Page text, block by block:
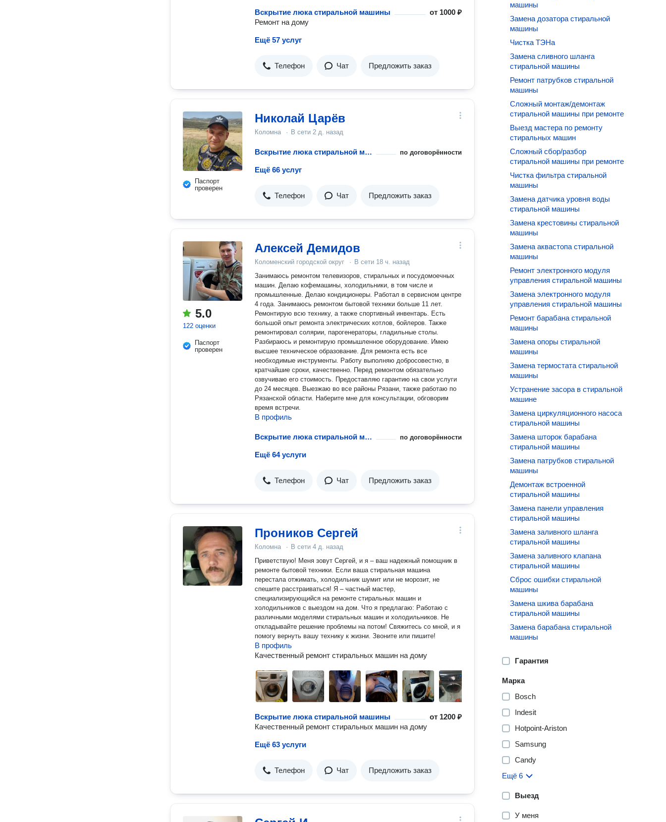
Вскрытие люка стиральной машины от 1000 ₽
Ремонт на дому
Ещё 57 услуг
Телефон Чат Предложить заказ
Паспорт
проверен
Николай Царёв
Коломна · В сети 2 д. назад
Вскрытие люка стиральной машины по договорённости
Ещё 66 услуг
Телефон Чат Предложить заказ
5.0
122 оценки
Паспорт
проверен
Алексей Демидов
Коломенский городской округ · В сети 18 ч. назад
Занимаюсь ремонтом телевизоров, стиральных и посудомоечных
машин. Делаю кофемашины, холодильники, в том числе и
промышленные. Делаю кондиционеры. Работал в сервисном центре
4 года. Занимаюсь ремонтом бытовой техники больше 11 лет.
Ремонтирую всю технику, а также спортивный инвентарь. Есть
большой опыт ремонта электрических котлов, бойлеров. Также
ремонтировал солярии, парогенераторы, гладильные столы.
Разбираюсь и ремонтирую промышленное оборудование. Имею
высшее техническое образование. Для ремонта есть все
необходимые инструменты. Работу выполняю добросовестно, в
кратчайшие сроки, качественно. Перед ремонтом обязательно
озвучиваю его стоимость. Предоставляю гарантию на свои услуги
до 24 месяцев. Выезжаю во все районы Рязани, также работаю по
Рязанской области. Наберите мне для консультации, обговорим
время встречи.
В профиль
Вскрытие люка стиральной машины по договорённости
Ещё 64 услуги
Телефон Чат Предложить заказ
Проников Сергей
Коломна · В сети 4 д. назад
Приветствую! Меня зовут Сергей, и я – ваш надежный помощник в
ремонте бытовой техники. Если ваша стиральная машина
перестала отжимать, холодильник шумит или не морозит, не
спешите расстраиваться! Я – частный мастер,
специализирующийся на ремонте стиральных машин и
холодильников с выездом на дом. Что я предлагаю: Работаю с
различными моделями стиральных машин и холодильников. Не
откладывайте решение проблемы на потом! Свяжитесь со мной, и я
помогу вернуть вашу технику к жизни. Звоните или пишите!
В профиль
Качественный ремонт стиральных машин на дому
Вскрытие люка стиральной машины от 1200 ₽
Качественный ремонт стиральных машин на дому
Ещё 63 услуги
Телефон Чат Предложить заказ
машины
Замена дозатора стиральной
машины
Чистка ТЭНа
Замена сливного шланга
стиральной машины
Ремонт патрубков стиральной
машины
Сложный монтаж/демонтаж
стиральной машины при ремонте
Выезд мастера по ремонту
стиральных машин
Сложный сбор/разбор
стиральной машины при ремонте
Чистка фильтра стиральной
машины
Замена датчика уровня воды
стиральной машины
Замена крестовины стиральной
машины
Замена аквастопа стиральной
машины
Ремонт электронного модуля
управления стиральной машины
Замена электронного модуля
управления стиральной машины
Ремонт барабана стиральной
машины
Замена опоры стиральной
машины
Замена термостата стиральной
машины
Устранение засора в стиральной
машине
Замена циркуляционного насоса
стиральной машины
Замена шторок барабана
стиральной машины
Замена патрубков стиральной
машины
Демонтаж встроенной
стиральной машины
Замена панели управления
стиральной машины
Замена заливного шланга
стиральной машины
Замена заливного клапана
стиральной машины
Сброс ошибки стиральной
машины
Замена шкива барабана
стиральной машины
Замена барабана стиральной
машины
Гарантия
Марка
Bosch
Indesit
Hotpoint-Ariston
Samsung
Candy
Ещё 6
Выезд
У меня